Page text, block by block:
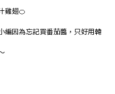
雞翅🍊
編因為忘記買番茄醬，只好用韓